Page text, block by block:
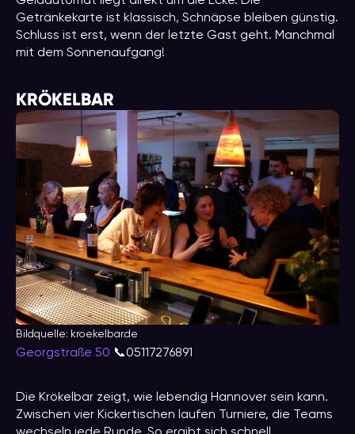
Getränkekarte ist klassisch, Schnäpse bleiben günstig.
Schluss ist erst, wenn der letzte Gast geht. Manchmal
mit dem Sonnenaufgang!
KRÖKELBAR
Bildquelle: kroekelbar.de
Georgstraße 50 📞05117276891
Die Krökelbar zeigt, wie lebendig Hannover sein kann.
Zwischen vier Kickertischen laufen Turniere, die Teams